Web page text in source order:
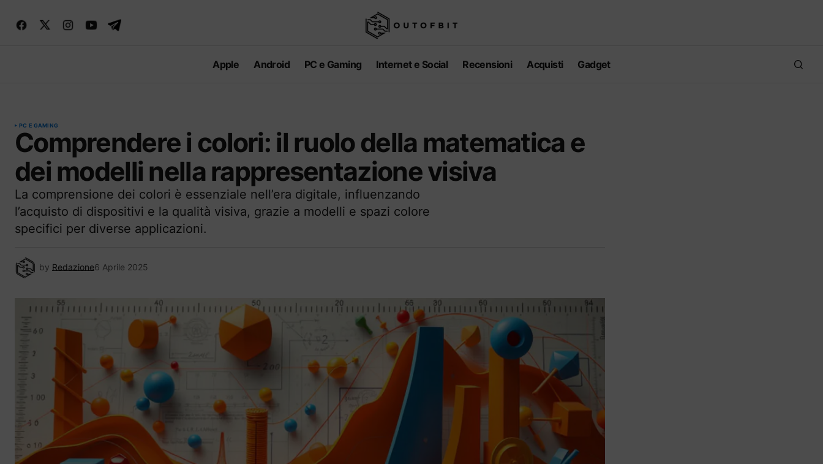
Apple Android PC e Gaming Internet e Social Recensioni Acquisti Gadget
PC E GAMING
Comprendere i colori: il ruolo della matematica e
dei modelli nella rappresentazione visiva
La comprensione dei colori è essenziale nell’era digitale, influenzando
l’acquisto di dispositivi e la qualità visiva, grazie a modelli e spazi colore
specifici per diverse applicazioni.
by Redazione6 Aprile 2025